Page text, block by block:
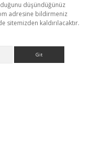
düşündüğünüz
adresine bildirmeniz
sitemizden kaldırılacaktır.